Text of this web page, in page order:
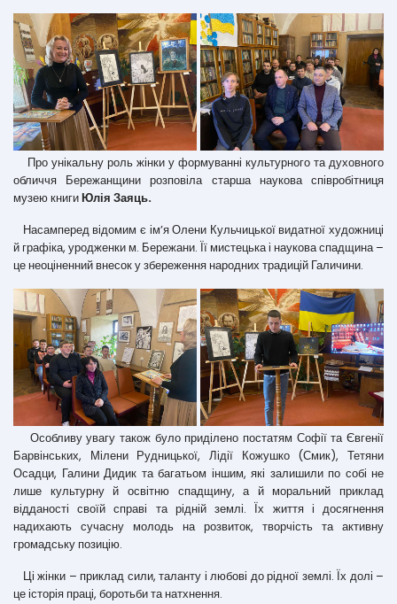
Про унікальну роль жінки у формуванні культурного та духовного
обличчя Бережанщини розповіла старша наукова співробітниця
музею книгиЮлія Заяць.
Насамперед відомим є ім’я Олени Кульчицької видатної художниці
й графіка, уродженки м. Бережани. Її мистецька і наукова спадщина –
це неоціненний внесок у збереження народних традицій Галичини.
Особливу увагу також було приділено постатям Софії та Євгенії
Барвінських, Мілени Рудницької, Лідії Кожушко (Смик), Тетяни
Осадци, Галини Дидик та багатьом іншим, які залишили по собі не
лише культурну й освітню спадщину, а й моральний приклад
відданості своїй справі та рідній землі. Їх життя і досягнення
надихають сучасну молодь на розвиток, творчість та активну
громадську позицію.
Ці жінки – приклад сили, таланту і любові до рідної землі. Їх долі –
це історія праці, боротьби та натхнення.